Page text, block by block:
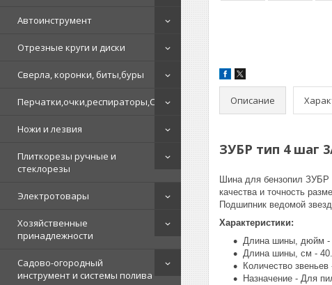
Автоинструмент
Отрезные круги и диски
Сверла, коронки, биты,буры
Перчатки,очки,респираторы,СИЗ
Ножи и лезвия
Плиткорезы ручные и
стеклорезы
Электротовары
Хозяйственные
принадлежности
Садово-огородный
инструмент и системы полива
Описание
ЗУБР тип 4 шаг
Шина для бензопил ЗУБР
качества и точность
Подшипник ведомой
Характеристики:
Длина шины, дюйм -
Длина шины, см - 40.
Количество звеньев
Назначение - Для